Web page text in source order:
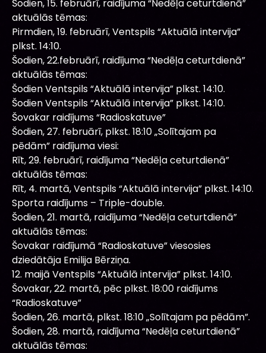
Šodien, 15. februārī, raidījuma “Nedēļa ceturtdienā”
aktuālās tēmas:
Pirmdien, 19. februārī, Ventspils “Aktuālā intervija”
plkst. 14:10.
Šodien, 22.februārī, raidījuma “Nedēļa ceturtdienā”
aktuālās tēmas:
Šodien Ventspils “Aktuālā intervija” plkst. 14:10.
Šodien Ventspils “Aktuālā intervija” plkst. 14:10.
Šovakar raidījums “Radioskatuve”
Šodien, 27. februārī, plkst. 18:10 „Solītajam pa
pēdām” raidījuma viesi:
Rīt, 29. februārī, raidījuma “Nedēļa ceturtdienā”
aktuālās tēmas:
Rīt, 4. martā, Ventspils “Aktuālā intervija” plkst. 14:10.
Sporta raidījums – Triple-double.
Šodien, 21. martā, raidījuma “Nedēļa ceturtdienā”
aktuālās tēmas:
Šovakar raidījumā “Radioskatuve” viesosies
dziedātāja Emilija Bērziņa.
12. maijā Ventspils “Aktuālā intervija” plkst. 14:10.
Šovakar, 22. martā, pēc plkst. 18:00 raidījums
“Radioskatuve”
Šodien, 26. martā, plkst. 18:10 „Solītajam pa pēdām”.
Šodien, 28. martā, raidījuma “Nedēļa ceturtdienā”
aktuālās tēmas: